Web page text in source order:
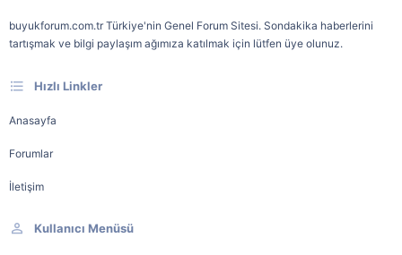
buyukforum.com.tr Türkiye'nin Genel Forum Sitesi. Sondakika haberlerini
tartışmak ve bilgi paylaşım ağımıza katılmak için lütfen üye olunuz.
Hızlı Linkler
Anasayfa
Forumlar
İletişim
Kullanıcı Menüsü